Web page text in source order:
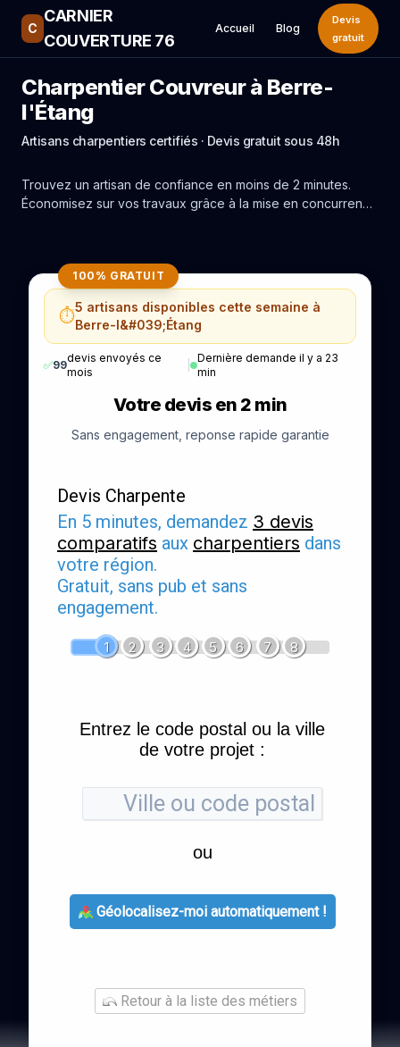
C
CARNIER
COUVERTURE 76
Accueil Blog
Devis
gratuit
Charpentier Couvreur à Berre-
l'Étang
Artisans charpentiers certifiés · Devis gratuit sous 48h
Trouvez un artisan de confiance en moins de 2 minutes.
Économisez sur vos travaux grâce à la mise en concurrence
100% GRATUIT
⏱️5 artisans disponibles cette semaine à
Berre-l&#039;Étang
✅99
devis envoyés ce
mois
|
Dernière demande il y a 23
min
Votre devis en 2 min
Sans engagement, reponse rapide garantie
Devis Charpente
En 5 minutes, demandez 3 devis
comparatifs aux charpentiers dans
votre région.
Gratuit, sans pub et sans
engagement.
1 2 3 4 5 6 7 8
Entrez le code postal ou la ville
de votre projet :
ou
Géolocalisez-moi automatiquement !
Retour à la liste des métiers